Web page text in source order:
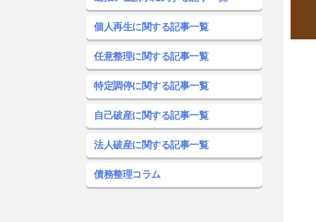
個人再生に関する記事一覧
任意整理に関する記事一覧
特定調停に関する記事一覧
自己破産に関する記事一覧
法人破産に関する記事一覧
債務整理コラム